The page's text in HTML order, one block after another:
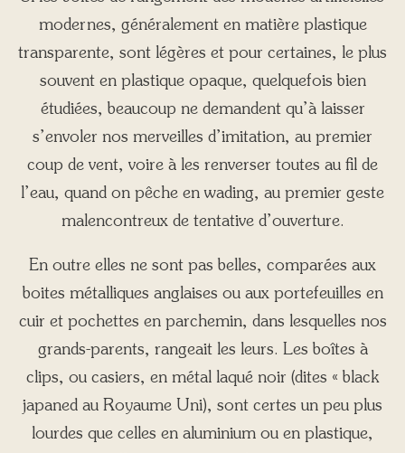
modernes, généralement en matière plastique
transparente, sont légères et pour certaines, le plus
souvent en plastique opaque, quelquefois bien
étudiées, beaucoup ne demandent qu’à laisser
s’envoler nos merveilles d’imitation, au premier
coup de vent, voire à les renverser toutes au fil de
l’eau, quand on pêche en wading, au premier geste
malencontreux de tentative d’ouverture.
En outre elles ne sont pas belles, comparées aux
boites métalliques anglaises ou aux portefeuilles en
cuir et pochettes en parchemin, dans lesquelles nos
grands-parents, rangeait les leurs. Les boîtes à
clips, ou casiers, en métal laqué noir (dites « black
japaned au Royaume Uni), sont certes un peu plus
lourdes que celles en aluminium ou en plastique,